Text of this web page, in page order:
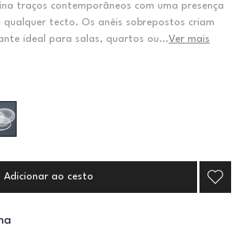
traços contemporâneos com uma presença
qualquer tecto. Os anéis sobrepostos criam
ideal para salas, quartos ou...Ver mais
Adicionar ao cesto